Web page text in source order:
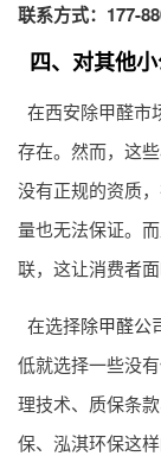
联系方式：177-
四、对其他
在西安除甲醛市
存在。然而，这
没有正规的资质
量也无法保证。
联，这让消费者面
在选择除甲醛公
低就选择一些没
理技术、质保条
保、泓淇环保这